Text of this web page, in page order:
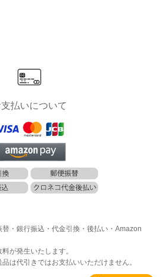
払いについて
替・銀行振込・代金引換・後払い・Amazon
が発生いたします。
は代引きではお支払いいただけません。